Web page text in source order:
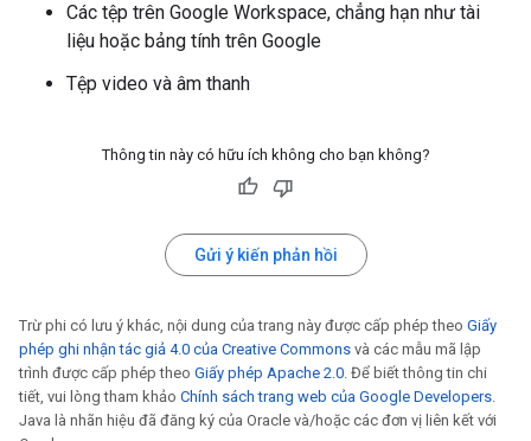
Các tệp trên Google Workspace, chẳng hạn như tài
liệu hoặc bảng tính trên Google
Tệp video và âm thanh
Thông tin này có hữu ích không cho bạn không?
Gửi ý kiến phản hồi
Trừ phi có lưu ý khác, nội dung của trang này được cấp phép theo Giấy
phép ghi nhận tác giả 4.0 của Creative Commons và các mẫu mã lập
trình được cấp phép theo Giấy phép Apache 2.0. Để biết thông tin chi
tiết, vui lòng tham khảo Chính sách trang web của Google Developers.
Java là nhãn hiệu đã đăng ký của Oracle và/hoặc các đơn vị liên kết với